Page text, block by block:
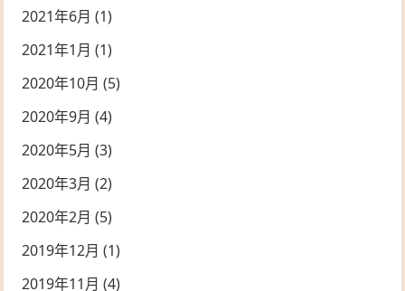
2021年6月 (1)
2021年1月 (1)
2020年10月 (5)
2020年9月 (4)
2020年5月 (3)
2020年3月 (2)
2020年2月 (5)
2019年12月 (1)
2019年11月 (4)